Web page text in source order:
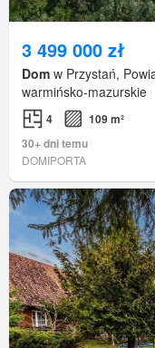
3 499 000 zł
Dom w Przystań,
warmińsko-mazurskie
4
109 m²
30+ dni temu
DOMIPORTA